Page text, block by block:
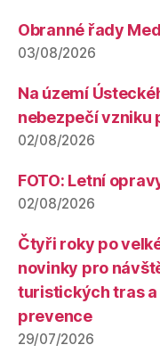
Obranné řady
03/08/2026
Na území
nebezpečí vzniku
02/08/2026
FOTO: Letní
02/08/2026
Čtyři roky po
novinky pro
turistických tras
prevence
29/07/2026